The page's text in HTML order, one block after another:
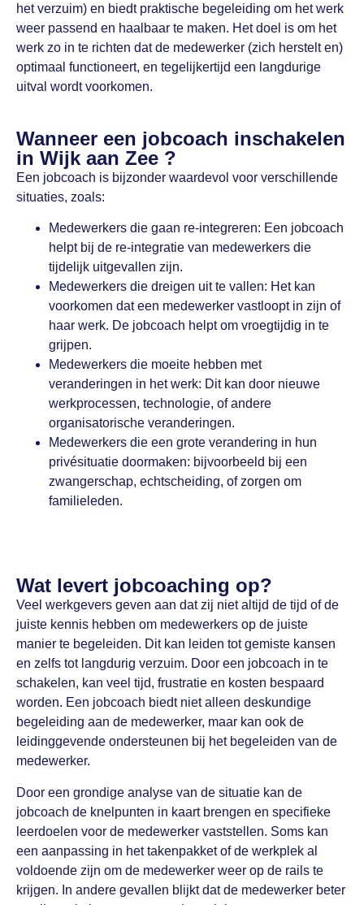
het verzuim) en biedt praktische begeleiding om het werk
weer passend en haalbaar te maken. Het doel is om het
werk zo in te richten dat de medewerker (zich herstelt en)
optimaal functioneert, en tegelijkertijd een langdurige
uitval wordt voorkomen.
Wanneer een jobcoach inschakelen
in Wijk aan Zee ?
Een jobcoach is bijzonder waardevol voor verschillende
situaties, zoals:
Medewerkers die gaan re-integreren: Een jobcoach
helpt bij de re-integratie van medewerkers die
tijdelijk uitgevallen zijn.
Medewerkers die dreigen uit te vallen: Het kan
voorkomen dat een medewerker vastloopt in zijn of
haar werk. De jobcoach helpt om vroegtijdig in te
grijpen.
Medewerkers die moeite hebben met
veranderingen in het werk: Dit kan door nieuwe
werkprocessen, technologie, of andere
organisatorische veranderingen.
Medewerkers die een grote verandering in hun
privésituatie doormaken: bijvoorbeeld bij een
zwangerschap, echtscheiding, of zorgen om
familieleden.
Wat levert jobcoaching op?
Veel werkgevers geven aan dat zij niet altijd de tijd of de
juiste kennis hebben om medewerkers op de juiste
manier te begeleiden. Dit kan leiden tot gemiste kansen
en zelfs tot langdurig verzuim. Door een jobcoach in te
schakelen, kan veel tijd, frustratie en kosten bespaard
worden. Een jobcoach biedt niet alleen deskundige
begeleiding aan de medewerker, maar kan ook de
leidinggevende ondersteunen bij het begeleiden van de
medewerker.
Door een grondige analyse van de situatie kan de
jobcoach de knelpunten in kaart brengen en specifieke
leerdoelen voor de medewerker vaststellen. Soms kan
een aanpassing in het takenpakket of de werkplek al
voldoende zijn om de medewerker weer op de rails te
krijgen. In andere gevallen blijkt dat de medewerker beter